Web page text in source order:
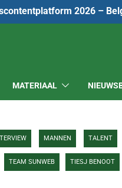
2026 –
MATERIAAL
MANNEN TALENT
TEAM SUNWEB TIESJ BENOOT